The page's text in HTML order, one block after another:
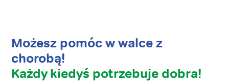
Możesz pomóc w walce z
chorobą!
Każdy kiedyś potrzebuje dobra!